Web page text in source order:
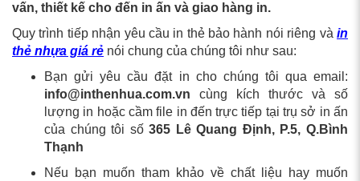
vấn, thiết kế cho đến in ấn và giao hàng in.
Quy trình tiếp nhận yêu cầu in thẻ bảo hành nói riêng và in
thẻ nhựa giá rẻ nói chung của chúng tôi như sau:
Bạn gửi yêu cầu đặt in cho chúng tôi qua email:
info@inthenhua.com.vn cùng kích thước và số
lượng in hoặc cầm file in đến trực tiếp tại trụ sở in ấn
của chúng tôi số365 Lê Quang Định, P.5, Q.Bình
Thạnh
Nếu bạn muốn tham khảo về chất liệu hay muốn